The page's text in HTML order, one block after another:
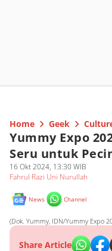
Home Geek
Yummy Expo
Seru untuk
16 Okt 2024, 13:30 WIB
Fahrul Razi Uni Nurullah
News Channel
(Dok. Yummy, IDN/Yummy Expo
Share Article